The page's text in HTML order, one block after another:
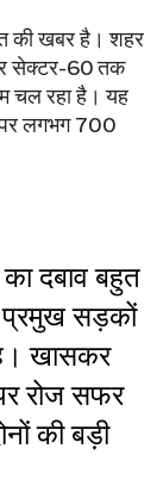
की खबर है। शहर
सेक्टर-60 तक
चल रहा है। यह
लगभग 700
दबाव बहुत
सड़कों
खासकर
रोज सफर
की बड़ी